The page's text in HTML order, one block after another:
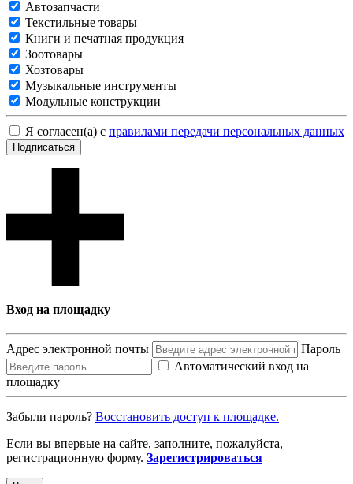
Автозапчасти
Текстильные товары
Книги и печатная продукция
Зоотовары
Хозтовары
Музыкальные инструменты
Модульные конструкции
Я согласен(а) с правилами передачи персональных данных
Подписаться
Вход на площадку
Адрес электронной почты
Пароль
Автоматический вход на
площадку
Забыли пароль? Восcтановить доступ к площадке.
Если вы впервые на сайте, заполните, пожалуйста,
регистрационную форму. Зарегистрироваться